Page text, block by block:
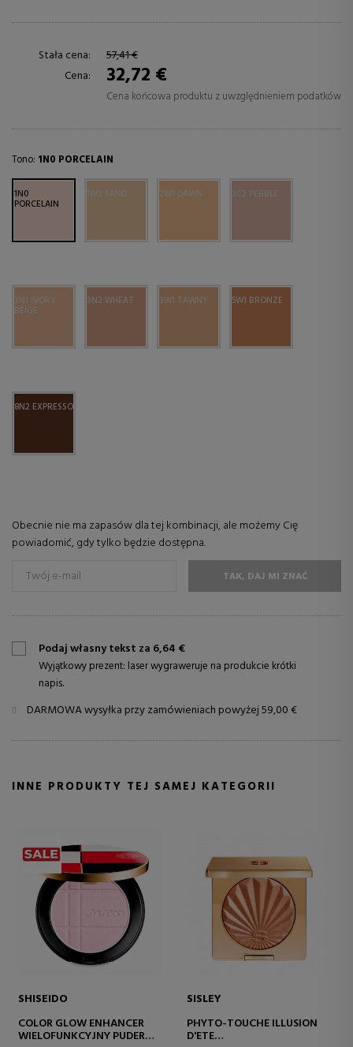
Stała cena:
57,41 €
Cena:
32,72 €
Cena końcowa produktu z uwzględnieniem podatków
Tono: 1N0 PORCELAIN
1N0
PORCELAIN
1W2 SAND 2W1 DAWN 3C2 PEBBLE
3N1 IVORY
BEIGE
3N2 WHEAT 3W1 TAWNY 5W1 BRONZE
8N2 EXPRESSO
Obecnie nie ma zapasów dla tej kombinacji, ale możemy Cię
powiadomić, gdy tylko będzie dostępna.
TAK, DAJ MI ZNAĆ
Podaj własny tekst za 6,64 €
Wyjątkowy prezent: laser wygraweruje na produkcie krótki
napis.
DARMOWA wysyłka przy zamówieniach powyżej 59,00 €
INNE PRODUKTY TEJ SAMEJ KATEGORII
SHISEIDO
COLOR GLOW ENHANCER
WIELOFUNKCYJNY PUDER
SISLEY
PHYTO-TOUCHE ILLUSION
D'ETE